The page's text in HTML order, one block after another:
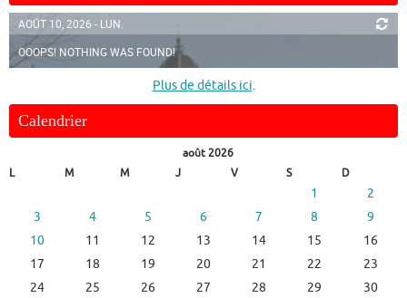
AOÛT 10, 2026 - LUN.
OOOPS! NOTHING WAS FOUND!
Plus de détails ici.
Calendrier
août 2026
L
M M J V S D
1
2
3
4 5 6 7 8
9
10
11 12 13 14 15
16
17
18 19 20 21 22
23
24
25 26 27 28 29
30